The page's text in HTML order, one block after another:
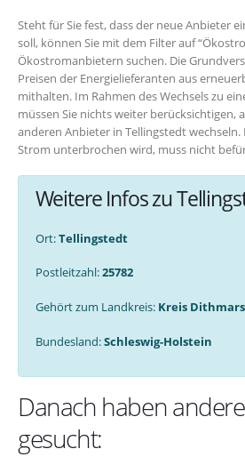
Steht für Sie fest, dass der neue Anbieter
soll, können Sie mit dem Filter auf
Ökostromanbietern suchen. Die
Preisen der Energielieferanten aus
mithalten. Im Rahmen des Wechsels zu
müssen Sie nichts weiter berücksichtigen,
anderen Anbieter in Tellingstedt wechseln.
Strom unterbrochen wird, muss nicht
Weitere Infos zu
Ort:Tellingstedt
Postleitzahl:25782
Gehört zum Landkreis: Kreis
Bundesland:Schleswig-Holstein
Danach haben
gesucht: